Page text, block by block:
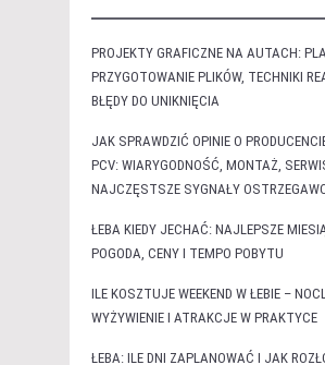
PROJEKTY GRAFICZNE NA AUTACH:
PRZYGOTOWANIE PLIKÓW, TECHNIKI
BŁĘDY DO UNIKNIĘCIA
JAK SPRAWDZIĆ OPINIE O
PCV: WIARYGODNOŚĆ, MONTAŻ,
NAJCZĘSTSZE SYGNAŁY
ŁEBA KIEDY JECHAĆ: NAJLEPSZE
POGODA, CENY I TEMPO POBYTU
ILE KOSZTUJE WEEKEND W ŁEBIE –
WYŻYWIENIE I ATRAKCJE W PRAKTYCE
ŁEBA: ILE DNI ZAPLANOWAĆ I JAK